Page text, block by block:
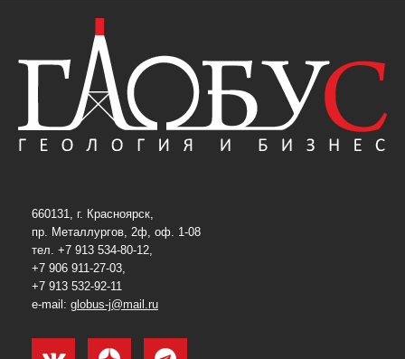
660131, г. Красноярск,
пр. Металлургов, 2ф, оф. 1-08
тел. +7 913 534-80-12,
+7 906 911-27-03,
+7 913 532-92-11
e-mail: globus-j@mail.ru